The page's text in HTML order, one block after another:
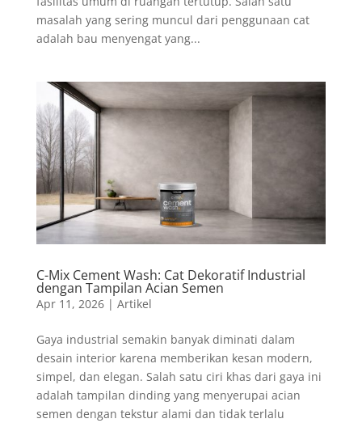
masalah yang sering muncul dari penggunaan cat
adalah bau menyengat yang...
C-Mix Cement Wash: Cat Dekoratif Industrial
dengan Tampilan Acian Semen
Apr 11, 2026| Artikel
Gaya industrial semakin banyak diminati dalam
desain interior karena memberikan kesan modern,
simpel, dan elegan. Salah satu ciri khas dari gaya ini
adalah tampilan dinding yang menyerupai acian
semen dengan tekstur alami dan tidak terlalu